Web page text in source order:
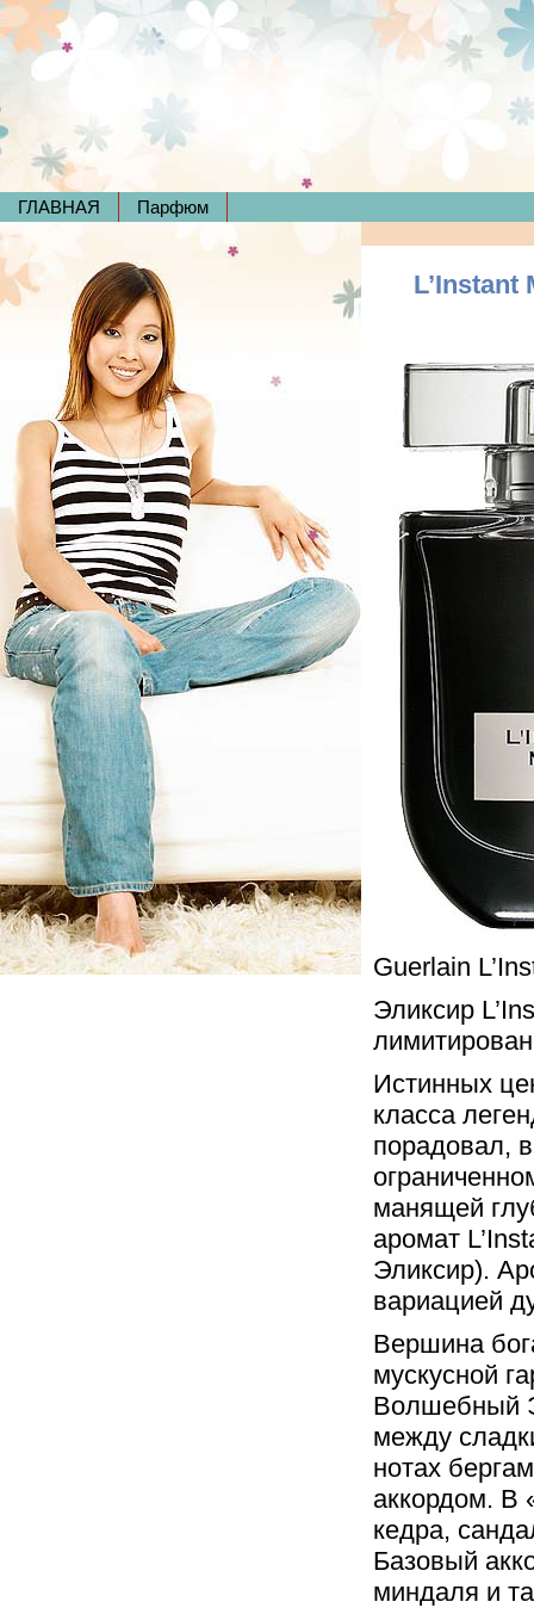
ГЛАВНАЯ Парфюм
Guerlain
Эликсир
Истинных
класса
порадовал,
манящей
аромат
Эликсир).
вариацией
Вершина
мускусной
Волшебный
между
нотах
аккордом. В
кедра,
Базовый
миндаля и